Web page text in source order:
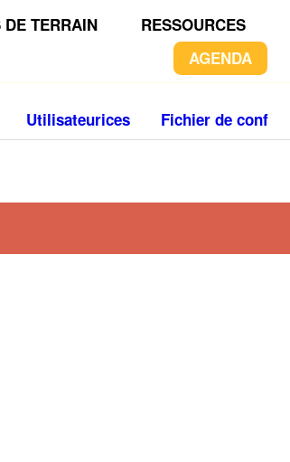
TERRAIN RESSOURCES
AGENDA
Utilisateurices Fichier de conf